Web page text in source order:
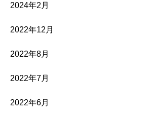
2024年2月
2022年12月
2022年8月
2022年7月
2022年6月